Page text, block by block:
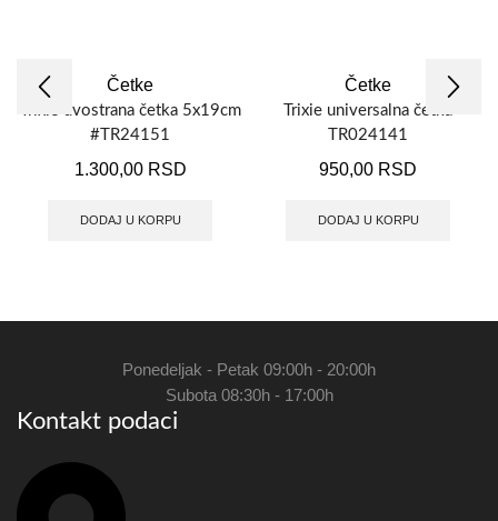
Četke
Trixie dvostrana četka 5x19cm
#TR24151
1.300,00 RSD
DODAJ U KORPU
Četke
Trixie universalna četka
TR024141
950,00 RSD
DODAJ U KORPU
Ponedeljak - Petak 09:00h - 20:00h
Subota 08:30h - 17:00h
Kontakt podaci